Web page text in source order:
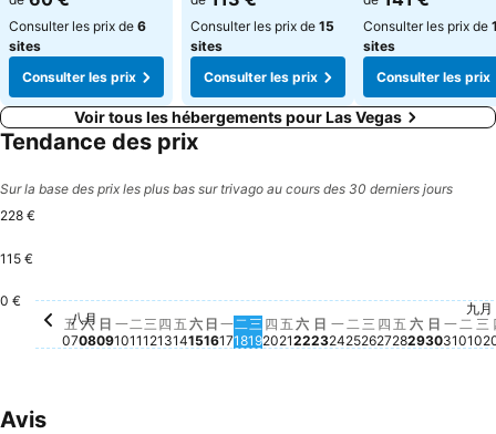
Consulter les prix de 6
sites
Consulter les prix
Consulter les prix de 15
sites
Consulter les prix
Consulter les prix de
sites
Consulter les prix
Voir tous les hébergements pour Las Vegas
Tendance des prix
Sur la base des prix les plus bas sur trivago au cours des 30 derniers jours
228 €
115 €
0 €
星期五, 八月 07
Aucun prix disponible à cette date
八月
五
07
星期六, 八月 08
Aucun prix disponible à cette date
六
08
星期日, 八月 09
114 €
日
09
星期一, 八月 10
一
10
星期二, 八月 11
二
11
星期三, 八月 12
三
12
星期四, 八月 13
66 €
四
13
五
14
六
15
星期日, 八月 16
66 €
日
16
星期一, 八月 17
66 €
一
17
星期二, 八月 18
60 €
二
18
星期三, 八月 19
67 €
三
19
星期四, 八月 20
67 €
四
20
五
21
六
22
星期日, 八月 23
61 €
日
23
星期一, 八月 24
61 €
一
24
星期二, 八月 25
95 €
二
25
星期三, 八月 26
97 €
三
26
星期四, 八月
69 €
四
27
星期五, 八
五
28
星期六,
91 €
六
29
星期
67 €
日
30
星
67 €
一
31
星
67
九月
二
01
三
02
Avis